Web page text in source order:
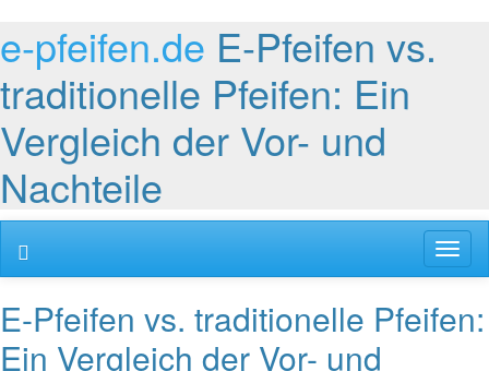
e-pfeifen.de E-Pfeifen vs.
traditionelle Pfeifen: Ein
Vergleich der Vor- und
Nachteile
E-Pfeifen vs. traditionelle Pfeifen:
Ein Vergleich der Vor- und